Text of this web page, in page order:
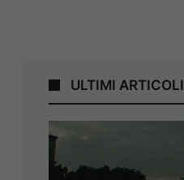
ULTIMI ARTICOLI